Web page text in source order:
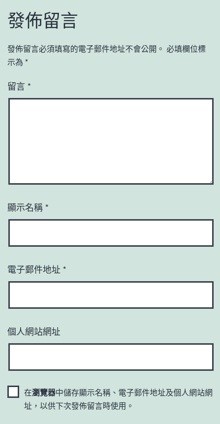
發佈留言
發佈留言必須填寫的電子郵件地址不會公開。 必填欄位標
示為 *
留言 *
顯示名稱 *
電子郵件地址 *
個人網站網址
在瀏覽器中儲存顯示名稱、電子郵件地址及個人網站網
址，以供下次發佈留言時使用。